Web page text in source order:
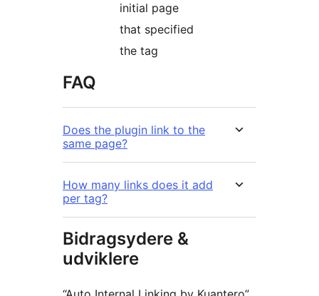
initial page
that specified
the tag
FAQ
Does the plugin link to the
same page?
How many links does it add
per tag?
Bidragsydere &
udviklere